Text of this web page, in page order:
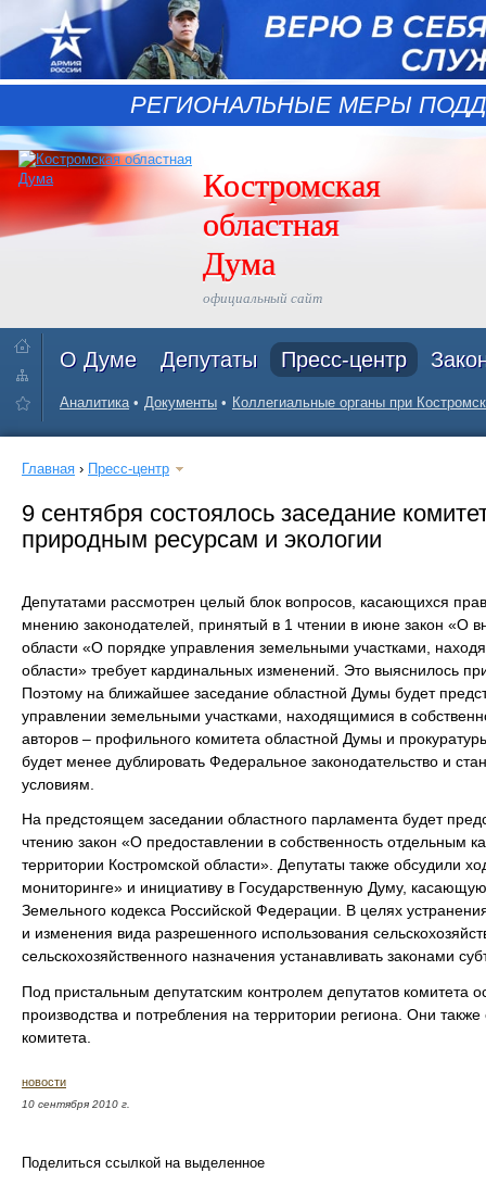
РЕГИОНАЛЬНЫЕ МЕРЫ
Костромская
областная
Дума
официальный сайт
О Думе Депутаты Пресс-центр
Аналитика Документы Коллегиальные органы при
Главная › Пресс-центр
9 сентября состоялось заседание
природным ресурсам и экологии
Депутатами рассмотрен целый блок вопросов, касающихся
мнению законодателей, принятый в 1 чтении в июне закон «О
области «О порядке управления земельными участками,
области» требует кардинальных изменений. Это выяснилось
Поэтому на ближайшее заседание областной Думы будет
управлении земельными участками, находящимися в
авторов – профильного комитета областной Думы и
будет менее дублировать Федеральное законодательство и
условиям.
На предстоящем заседании областного парламента будет
чтению закон «О предоставлении в собственность отдельным
территории Костромской области». Депутаты также обсудили
мониторинге» и инициативу в Государственную Думу,
Земельного кодекса Российской Федерации. В целях
и изменения вида разрешенного использования
сельскохозяйственного назначения устанавливать законами
Под пристальным депутатским контролем депутатов комитета
производства и потребления на территории региона. Они
комитета.
новости
10 сентября 2010 г.
Поделиться ссылкой на выделенное